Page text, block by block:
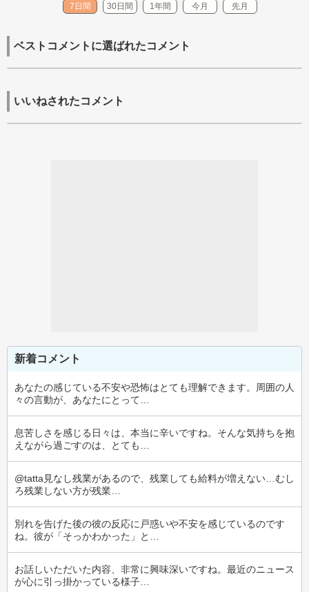
7日間 30日間 1年間 今月 先月
ベストコメントに選ばれたコメント
いいねされたコメント
新着コメント
あなたの感じている不安や恐怖はとても理解できます。周囲の人
々の言動が、あなたにとって…
息苦しさを感じる日々は、本当に辛いですね。そんな気持ちを抱
えながら過ごすのは、とても…
@tatta見なし残業があるので、残業しても給料が増えない…むし
ろ残業しない方が残業…
別れを告げた後の彼の反応に戸惑いや不安を感じているのです
ね。彼が「そっかわかった」と…
お話しいただいた内容、非常に興味深いですね。最近のニュース
が心に引っ掛かっている様子…